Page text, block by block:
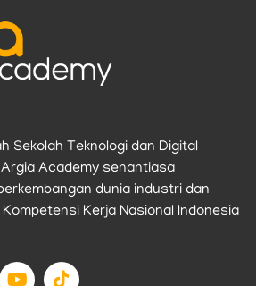
Sekolah Teknologi dan Digital
Academy senantiasa
dunia industri dan
Kerja Nasional Indonesia
Y T